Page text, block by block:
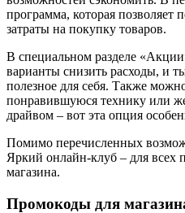
программа, которая позволяет
затраты на покупку товаров.
В специальном разделе
варианты снизить расходы, и
полезное для себя. Также
понравившуюся технику или же
драйвом – вот эта опция
Помимо перечисленных
Яркий онлайн-клуб – для всех
магазина.
Промокоды для